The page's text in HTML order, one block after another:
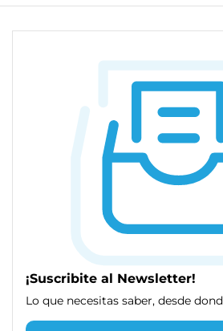
¡Suscribite al Newsletter!
Lo que necesitas saber, desde